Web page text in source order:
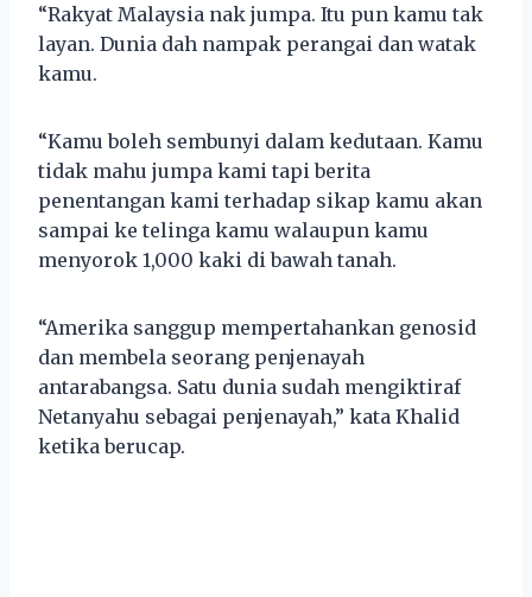
“Rakyat Malaysia nak jumpa. Itu pun kamu tak
layan. Dunia dah nampak perangai dan watak
kamu.
“Kamu boleh sembunyi dalam kedutaan. Kamu
tidak mahu jumpa kami tapi berita
penentangan kami terhadap sikap kamu akan
sampai ke telinga kamu walaupun kamu
menyorok 1,000 kaki di bawah tanah.
“Amerika sanggup mempertahankan genosid
dan membela seorang penjenayah
antarabangsa. Satu dunia sudah mengiktiraf
Netanyahu sebagai penjenayah,” kata Khalid
ketika berucap.